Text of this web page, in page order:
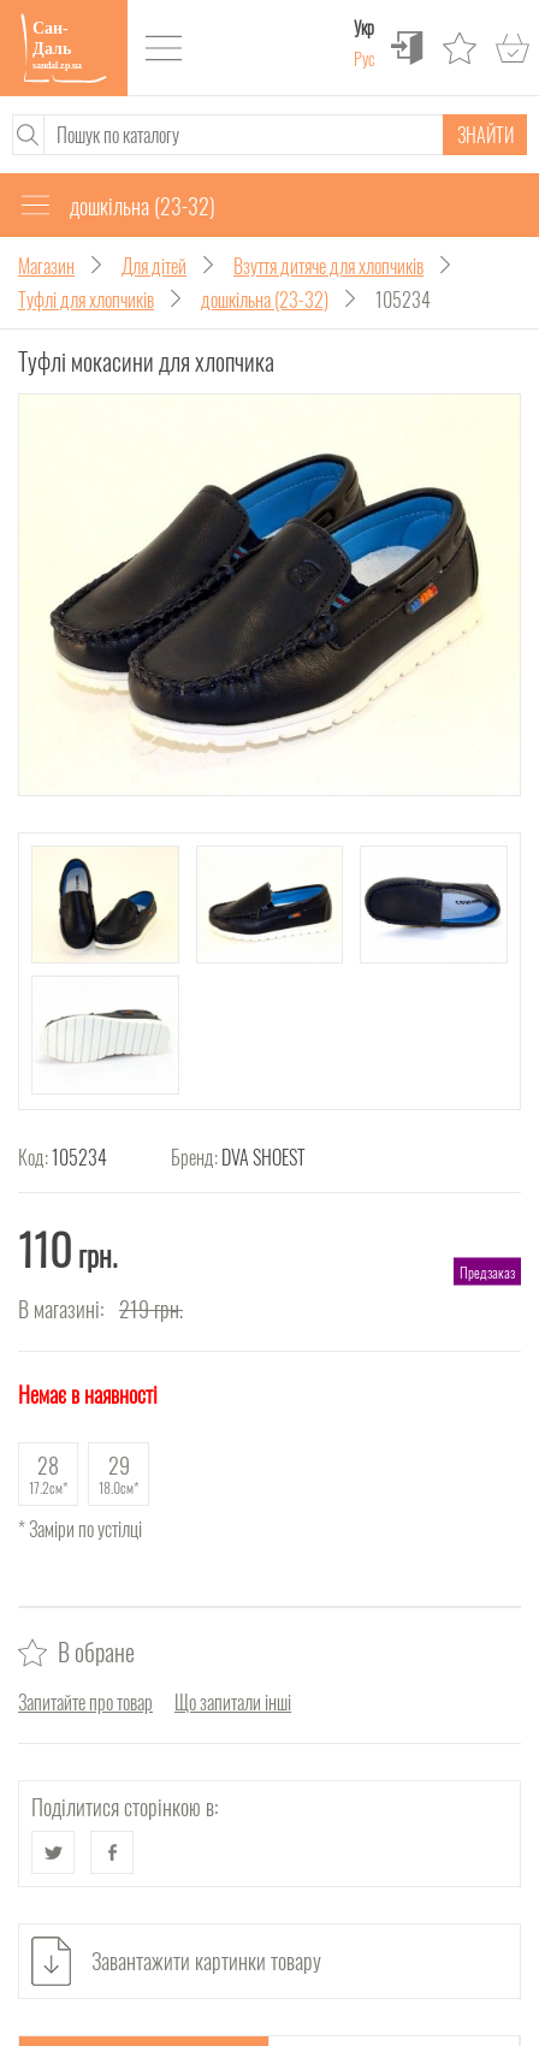
Укр
Рус
ЗНАЙТИ
дошкільна (23-32)
Магазин Для дітей
Взуття дитяче для хлопчиків
Туфлі для хлопчиків
дошкільна (23-32) 105234
Туфлі мокасини для хлопчика
Код:105234 Бренд:DVA SHOEST
110грн.
В магазині: 219грн.
Предзаказ
Немає в наявності
28
17.2см
29
18.0см
* Заміри по устілці
В обране
Запитайте про товар Що запитали інші
Поділитися сторінкою в:
Завантажити картинки товару